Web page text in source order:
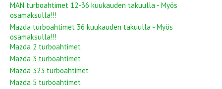
MAN turboahtimet 12-36 kuukauden takuulla - Myös
osamaksulla!!!
Mazda turboahtimet 36 kuukauden takuulla - Myös
osamaksulla!!!
Mazda 2 turboahtimet
Mazda 3 turboahtimet
Mazda 323 turboahtimet
Mazda 5 turboahtimet